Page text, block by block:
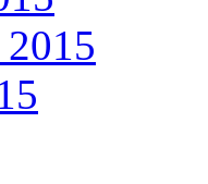
2015